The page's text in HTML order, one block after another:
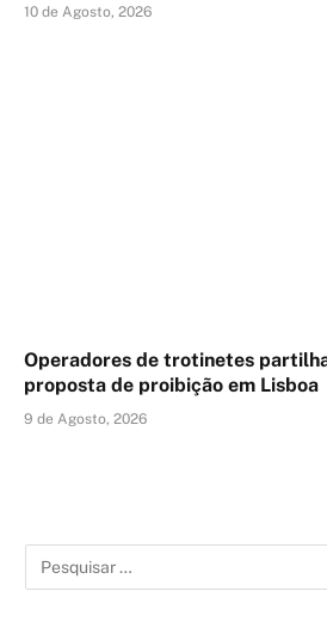
10 de Agosto, 2026
Operadores de trotinetes
proposta de proibição em Lisboa
9 de Agosto, 2026